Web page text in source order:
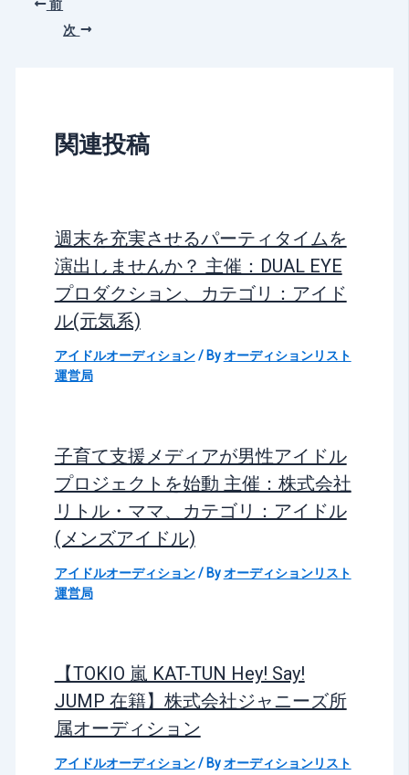
前
次
関連投稿
週末を充実させるパーティタイムを
演出しませんか？ 主催：DUAL EYE
プロダクション、カテゴリ：アイド
ル(元気系)
アイドルオーディション/ Byオーディションリスト
運営局
子育て支援メディアが男性アイドル
プロジェクトを始動 主催：株式会社
リトル・ママ、カテゴリ：アイドル
(メンズアイドル)
アイドルオーディション/ Byオーディションリスト
運営局
【TOKIO 嵐 KAT-TUN Hey! Say!
JUMP 在籍】株式会社ジャニーズ所
属オーディション
アイドルオーディション/ Byオーディションリスト